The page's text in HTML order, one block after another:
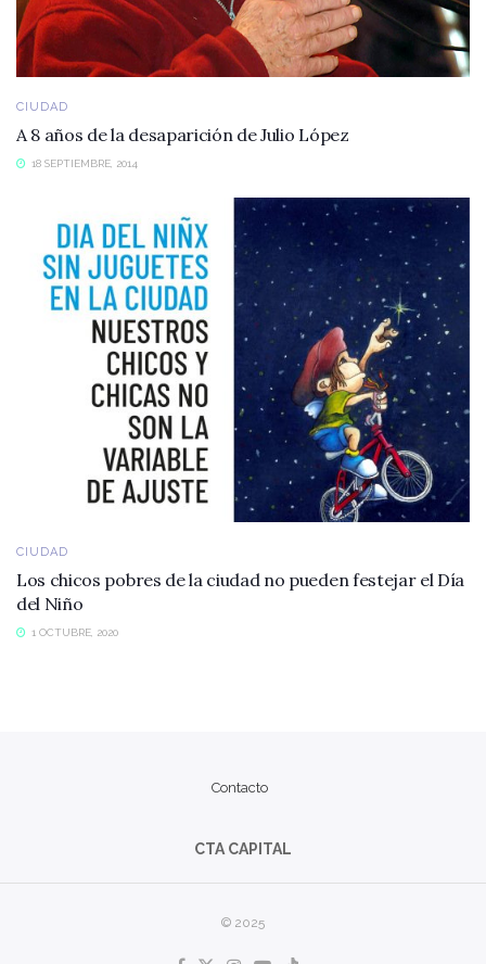
CIUDAD
A 8 años de la desaparición de Julio López
18 SEPTIEMBRE, 2014
CIUDAD
Los chicos pobres de la ciudad no pueden festejar el Día
del Niño
1 OCTUBRE, 2020
Contacto
CTA CAPITAL
© 2025